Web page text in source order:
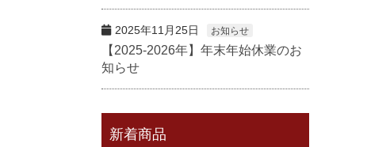
2025年11月25日 お知らせ
【2025-2026年】年末年始休業のお
知らせ
新着商品